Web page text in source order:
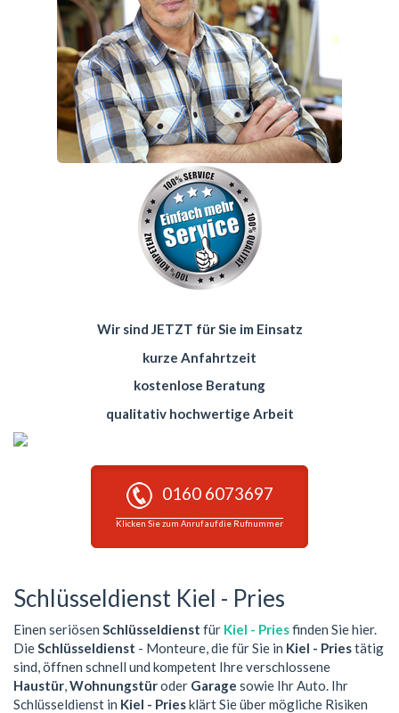
Wir sind JETZT für Sie im Einsatz
kurze Anfahrtzeit
kostenlose Beratung
qualitativ hochwertige Arbeit
0160 6073697
Klicken Sie zum Anruf auf die Rufnummer
Schlüsseldienst Kiel - Pries
Einen seriösen Schlüsseldienst für Kiel - Priesfinden Sie hier.
DieSchlüsseldienst - Monteure, die für Sie in Kiel - Priestätig
sind, öffnen schnell und kompetent Ihre verschlossene
Haustür,Wohnungstüroder Garage sowie Ihr Auto. Ihr
Schlüsseldienst in Kiel - Priesklärt Sie über mögliche Risiken